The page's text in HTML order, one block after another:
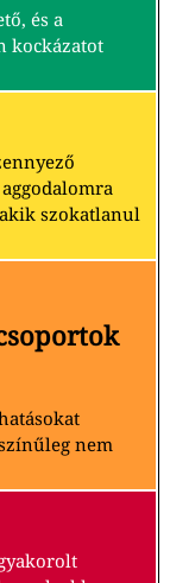
és a
kockázatot
szokatlanul
nem